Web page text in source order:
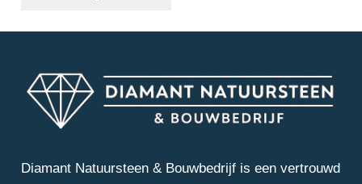
Diamant Natuursteen & Bouwbedrijf is een vertrouwd